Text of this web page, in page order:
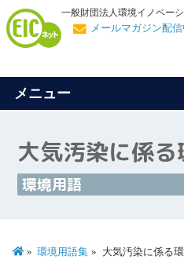
一般財団法人環境イノベー
メールマガジン配信
メニュー
大気汚染に係
環境用語
環境用語集 大気汚染に係る